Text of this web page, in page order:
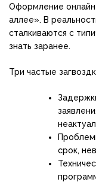
Оформление
аллее». В
сталкиваются с
знать заранее.
Три частые
срок,